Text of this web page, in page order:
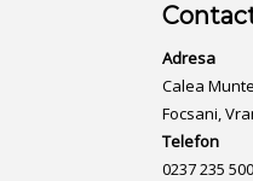
Adresa
Calea
Focsani,
Telefon
0237 235 500